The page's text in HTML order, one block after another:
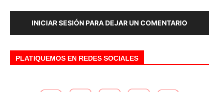
INICIAR SESIÓN PARA DEJAR UN COMENTARIO
PLATIQUEMOS EN REDES SOCIALES